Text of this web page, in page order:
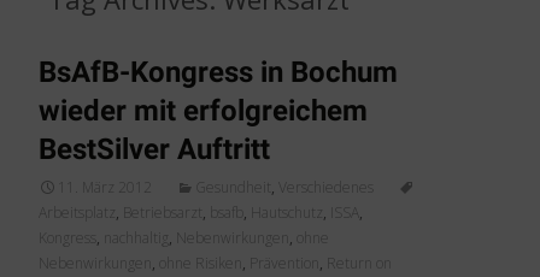
BsAfB-Kongress in Bochum
wieder mit erfolgreichem
BestSilver Auftritt
11. März 2012 Gesundheit, Verschiedenes
Arbeitsplatz , Betriebsarzt, bsafb , Hautschutz , ISSA,
, nachhaltig , Nebenwirkungen ,
Nebenwirkungen , ohne Risiken , Prävention , Return on